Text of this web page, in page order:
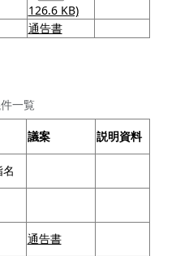
126.6 KB)
通告書
一覧
議案 説明資料
通告書